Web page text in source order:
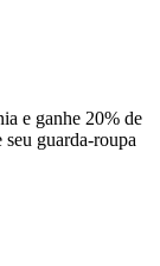
e ganhe 20% de
guarda-roupa